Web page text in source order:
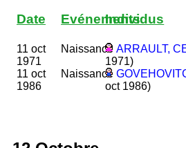
Date Evénements
Individus
11 oct
1971
Naissance ARRAULT,
1971)
11 oct
1986
Naissance
oct 1986)